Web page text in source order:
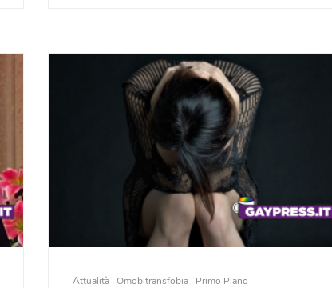
Attualità Omobitransfobia Primo Piano